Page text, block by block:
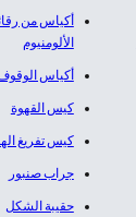
أكياس من
الألومنيوم​
أكياس الوقوف
كيس القهوة
كيس تفريغ
جراب صنبور
حقيبة الشكل